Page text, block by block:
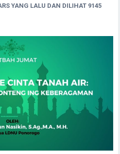
YANG LALU DAN DILIHAT 9145